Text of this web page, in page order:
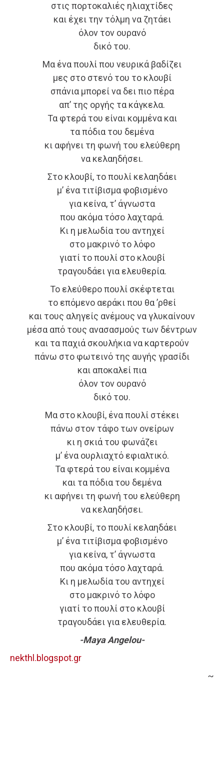
στις πορτοκαλιές ηλιαχτίδες
και έχει την τόλμη να ζητάει
όλον τον ουρανό
δικό του.
Μα ένα πουλί που νευρικά βαδίζει
μες στο στενό του το κλουβί
σπάνια μπορεί να δει πιο πέρα
απ’ της οργής τα κάγκελα.
Τα φτερά του είναι κομμένα και
τα πόδια του δεμένα
κι αφήνει τη φωνή του ελεύθερη
να κελαηδήσει.
Στο κλουβί, το πουλί κελαηδάει
μ’ ένα τιτίβισμα φοβισμένο
για κείνα, τ’ άγνωστα
που ακόμα τόσο λαχταρά.
Κι η μελωδία του αντηχεί
στο μακρινό το λόφο
γιατί το πουλί στο κλουβί
τραγουδάει για ελευθερία.
Το ελεύθερο πουλί σκέφτεται
το επόμενο αεράκι που θα ’ρθεί
και τους αληγείς ανέμους να γλυκαίνουν
μέσα από τους ανασασμούς των δέντρων
και τα παχιά σκουλήκια να καρτερούν
πάνω στο φωτεινό της αυγής γρασίδι
και αποκαλεί πια
όλον τον ουρανό
δικό του.
Μα στο κλουβί, ένα πουλί στέκει
πάνω στον τάφο των ονείρων
κι η σκιά του φωνάζει
μ’ ένα ουρλιαχτό εφιαλτικό.
Τα φτερά του είναι κομμένα
και τα πόδια του δεμένα
κι αφήνει τη φωνή του ελεύθερη
να κελαηδήσει.
Στο κλουβί, το πουλί κελαηδάει
μ’ ένα τιτίβισμα φοβισμένο
για κείνα, τ’ άγνωστα
που ακόμα τόσο λαχταρά.
Κι η μελωδία του αντηχεί
στο μακρινό το λόφο
γιατί το πουλί στο κλουβί
τραγουδάει για ελευθερία.
-Maya Angelou-
nekthl.blogspot.gr
~